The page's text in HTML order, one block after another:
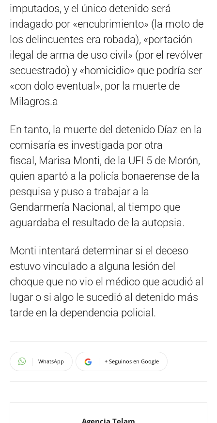
imputados, y el único detenido será
indagado por «encubrimiento» (la moto de
los delincuentes era robada), «portación
ilegal de arma de uso civil» (por el revólver
secuestrado) y «homicidio» que podría ser
«con dolo eventual», por la muerte de
Milagros.a
En tanto, la muerte del detenido Díaz en la
comisaría es investigada por otra
fiscal, Marisa Monti, de la UFI 5 de Morón,
quien apartó a la policía bonaerense de la
pesquisa y puso a trabajar a la
Gendarmería Nacional, al tiempo que
aguardaba el resultado de la autopsia.
Monti intentará determinar si el deceso
estuvo vinculado a alguna lesión del
choque que no vio el médico que acudió al
lugar o si algo le sucedió al detenido más
tarde en la dependencia policial.
WhatsApp + Seguinos en Google
Agencia Telam